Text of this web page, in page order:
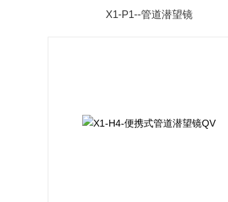
X1-P1--管道潜望镜